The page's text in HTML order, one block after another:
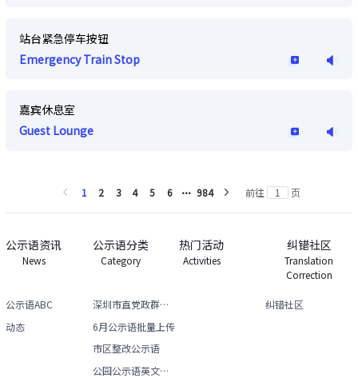
站台紧急停车按钮
Emergency Train Stop
嘉宾休息室
Guest Lounge
1 2 3 4 5 6 984 前往 页
公示语资讯
News
公示语分类
Category
热门活动
Activities
纠错社区
Translation
Correction
公示语ABC
动态
深圳市直党政群机关英文名称及简称
6月公示语批量上传
市区整改公示语
公园公示语英文译写
纠错社区